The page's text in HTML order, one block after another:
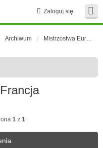
Zaloguj się
Archiwum Mistrzostwa Europy - Francja
1 z 1